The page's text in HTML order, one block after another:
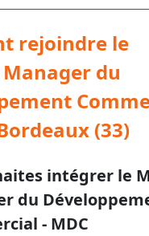
rejoindre le
du
(33)
intégrer le
du
- MDC